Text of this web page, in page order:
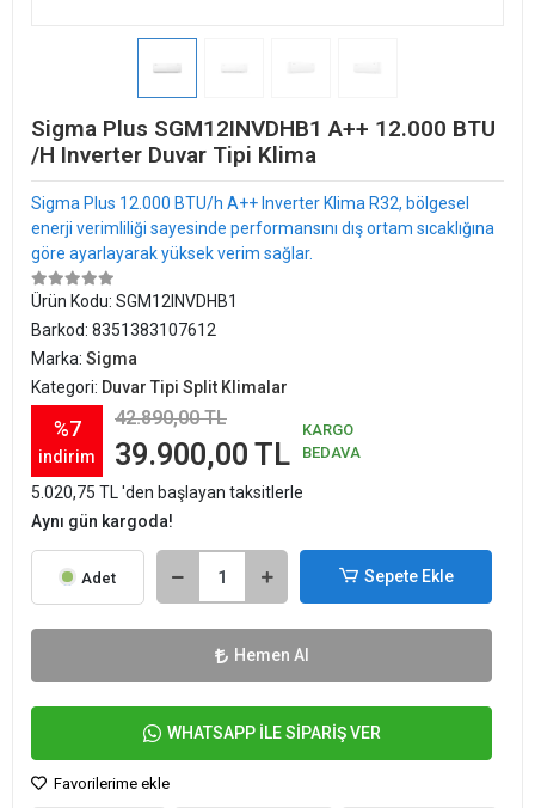
Sigma Plus SGM12INVDHB1 A++ 12.000 BTU
/H Inverter Duvar Tipi Klima
Sigma Plus 12.000 BTU/h A++ Inverter Klima R32, bölgesel
enerji verimliliği sayesinde performansını dış ortam sıcaklığına
göre ayarlayarak yüksek verim sağlar.
Ürün Kodu: SGM12INVDHB1
Barkod: 8351383107612
Marka: Sigma
Kategori: Duvar Tipi Split Klimalar
%7
indirim
42.890,00 TL
39.900,00 TL
KARGO
BEDAVA
5.020,75 TL 'den başlayan taksitlerle
Aynı gün kargoda!
Adet Sepete Ekle
Hemen Al
WHATSAPP İLE SİPARİŞ VER
Favorilerime ekle